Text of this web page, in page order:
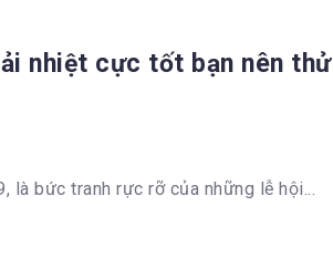
nhiệt cực tốt bạn nên thử
là bức tranh rực rỡ của những lễ hội...